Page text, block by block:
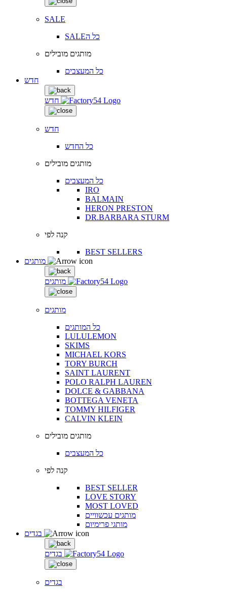
SALE
SALEכל ה
מותגים מובילים
כל המעצבים
חדש
חדש
חדש
כל החדש
מותגים מובילים
כל המעצבים
IRO
BALMAIN
HERON PRESTON
DR.BARBARA STURM
קנה לפי
BEST SELLERS
מותגים
מותגים
כל המותגים
LULULEMON
SKIMS
MICHAEL KORS
TORY BURCH
SAINT LAURENT
POLO RALPH LAUREN
DOLCE & GABBANA
BOTTEGA VENETA
TOMMY HILFIGER
CALVIN KLEIN
מותגים מובילים
כל המעצבים
קנה לפי
BEST SELLER
LOVE STORY
MOST LOVED
מותגים עכשוויים
מותגי פרימיום
בגדים
בגדים